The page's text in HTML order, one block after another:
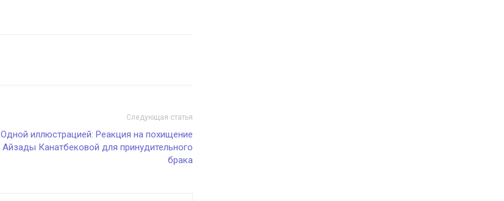
Следующая статья
Одной иллюстрацией: Реакция на похищение
Айзады Канатбековой для принудительного
брака